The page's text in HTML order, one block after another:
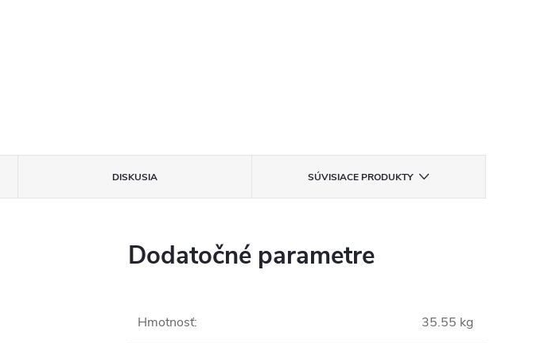
DISKUSIA SÚVISIACE PRODUKTY
Dodatočné parametre
Hmotnosť: 35.55 kg